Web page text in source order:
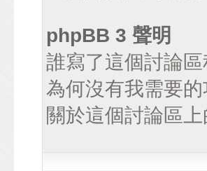
phpBB 3 聲明
誰寫了這個討論區
為何沒有我需要的
關於這個討論區